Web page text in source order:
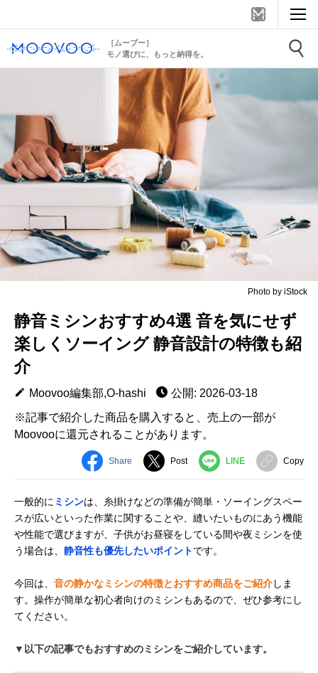
［ムーブー］
モノ選びに、もっと納得を。
Photo by iStock
静音ミシンおすすめ4選 音を気にせず
楽しくソーイング 静音設計の特徴も紹
介
Moovoo編集部,O-hashi
公開: 2026-03-18
※記事で紹介した商品を購入すると、売上の一部が
Moovooに還元されることがあります。
Share Post LINE Copy
一般的に ミシンは、糸掛けなどの準備が簡単・ソーイングスペー
スが広いといった作業に関することや、縫いたいものにあう機能
や性能で選びますが、子供がお昼寝をしている間や夜ミシンを使
う場合は、 静音性も優先したいポイントです。
今回は、 音の静かなミシンの特徴とおすすめ商品をご紹介しま
す。操作が簡単な初心者向けのミシンもあるので、ぜひ参考にし
てください。
▼以下の記事でもおすすめのミシンをご紹介しています。